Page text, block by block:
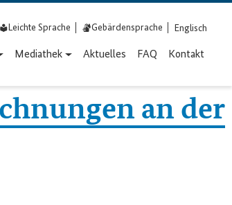
Leichte Sprache Gebärdensprache Englisch
Mediathek Aktuelles FAQ Kontakt
an der